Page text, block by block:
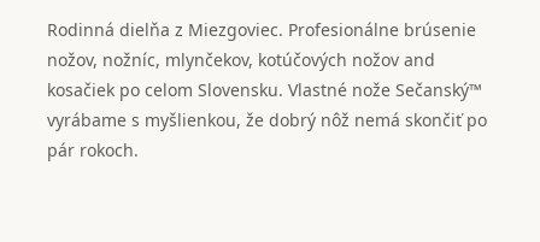
Rodinná dielňa z Miezgoviec. Profesionálne brúsenie
nožov, nožníc, mlynčekov, kotúčových nožov and
kosačiek po celom Slovensku. Vlastné nože Sečanský™
vyrábame s myšlienkou, že dobrý nôž nemá skončiť po
pár rokoch.